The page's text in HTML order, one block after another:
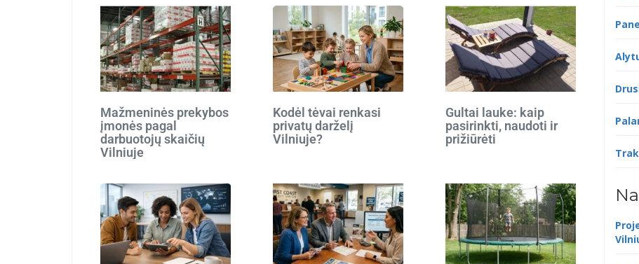
Mažmeninės prekybos
įmonės pagal
darbuotojų skaičių
Vilniuje
Kodėl tėvai renkasi
privatų darželį
Vilniuje?
Gultai lauke: kaip
pasirinkti, naudoti ir
prižiūrėti